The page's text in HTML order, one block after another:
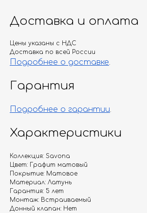
Доставка и оплата
Цены указаны с НДС
Доставка по всей России
Подробнее о доставке.
Гарантия
Подробнее о гарантии.
Характеристики
Коллекция: Savona
Цвет: Графит матовый
Покрытие: Матовое
Материал: Латунь
Гарантия: 5 лет
Монтаж: Встраиваемый
Донный клапан: Нет